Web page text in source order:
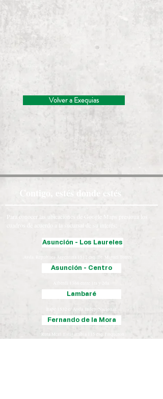
Volver a Exequias
Contigo, estés donde estés
Para conocer las ubicaciones de Google Maps presiona los
cuadros de acuerdo a la sucursal de su interés:
Asunción - Los Laureles
Avda. República Argentina 1512 esq. Dr. Miguel Torres.
Asunción - Centro
Lambaré
Itape 1532 c/ Avda. Indep. Nacional.
Fernando de la Mora
Ruta Mcal. Estigarribia 115 esq. Boquerón.